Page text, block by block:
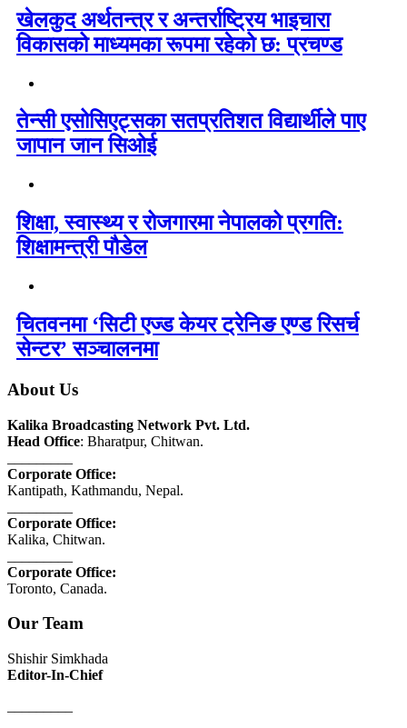
खेलकुद अर्थतन्त्र र अन्तर्राष्ट्रिय भाइचारा
विकासको माध्यमका रूपमा रहेको छ: प्रचण्ड
तेन्सी एसोसिएट्सका सतप्रतिशत विद्यार्थीले पाए
जापान जान सिओई
शिक्षा, स्वास्थ्य र रोजगारमा नेपालको प्रगति:
शिक्षामन्त्री पौडेल
चितवनमा ‘सिटी एज्ड केयर ट्रेनिङ एण्ड रिसर्च
सेन्टर’ सञ्चालनमा
About Us
Kalika Broadcasting Network Pvt. Ltd.
Head Office: Bharatpur, Chitwan.
Corporate Office:
Kantipath, Kathmandu, Nepal.
Corporate Office:
Kalika, Chitwan.
Corporate Office:
Toronto, Canada.
Our Team
Shishir Simkhada
Editor-In-Chief